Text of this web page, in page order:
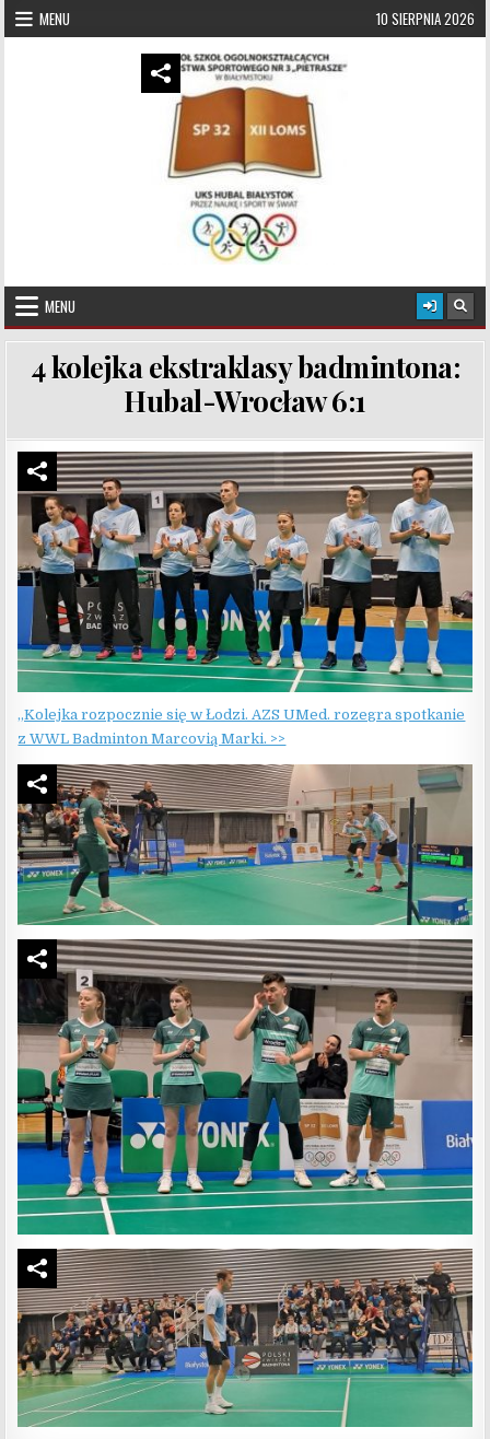
Skip to content
MENU 10 SIERPNIA 2026
UKS Hubal Białystok
MENU
4 kolejka ekstraklasy badmintona:
Hubal-Wrocław 6:1
„Kolejka rozpocznie się w Łodzi. AZS UMed. rozegra spotkanie
z WWL Badminton Marcovią Marki. >>